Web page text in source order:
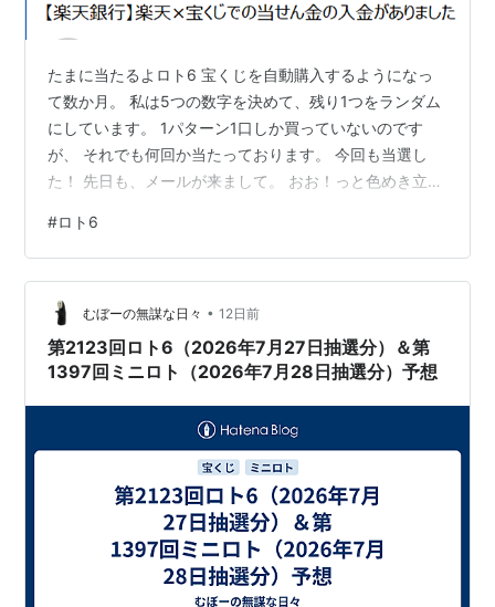
たまに当たるよロト6 宝くじを自動購入するようになっ
て数か月。 私は5つの数字を決めて、残り1つをランダム
にしています。 1パターン1口しか買っていないのです
が、 それでも何回か当たっております。 今回も当選し
た！ 先日も、メールが来まして。 おお！っと色めき立つ
てくれないんです。 なので、楽天銀行に確認すると。 な
んと、2億！ ではなく1,000円が振り込まれておりまし
た。 はい。5等です。 たまーに（2ヶ月に1回くらい）5
等が当たるんだよなぁ。 ってことはいい線いってるんだ
ろうなぁ。 このまま間違って1等当選しないかな～。。。
いや、待て…
#ロト6
むぼーの無謀な日々 • 12日前
第2123回ロト6（2026年7月27日抽選分）＆第
1397回ミニロト（2026年7月28日抽選分）予想